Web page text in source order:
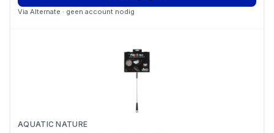
Via Alternate · geen account nodig
AQUATIC NATURE